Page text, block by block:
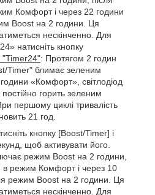
Комфорт і через 22 години
Boost на 2 години. Ця
нескінченно. Для
натисніть кнопку
"Timer24": Протягом 2 годин
Timer" блимає зеленим
«Комфорт», світлодіод
горить зеленим
першому циклі тривалість
21 год.
кнопку [Boost/Timer] і
щоб активувати його.
режим Boost на 2 години,
в режим Комфорт і через 10
режим Boost на 2 години. Ця
нескінченно. Для